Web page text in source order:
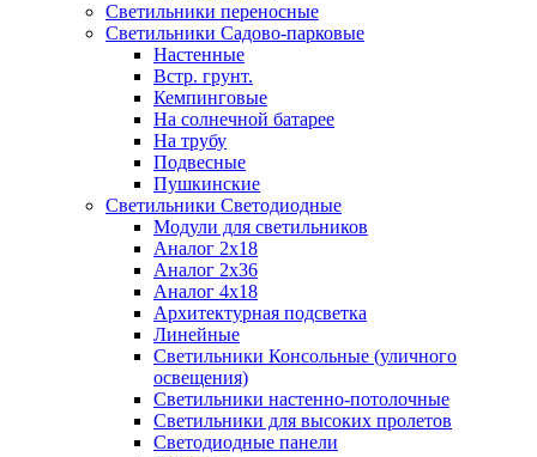
Светильники переносные
Светильники Садово-парковые
Настенные
Встр. грунт.
Кемпинговые
На солнечной батарее
На трубу
Подвесные
Пушкинские
Светильники Светодиодные
Модули для светильников
Аналог 2х18
Аналог 2х36
Аналог 4х18
Архитектурная подсветка
Линейные
Светильники Консольные (уличного
освещения)
Светильники настенно-потолочные
Светильники для высоких пролетов
Светодиодные панели